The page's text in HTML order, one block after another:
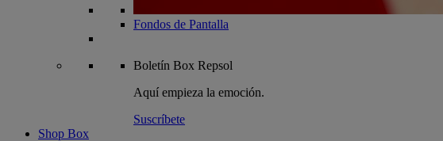
Fondos de Pantalla
Boletín Box Repsol
Aquí empieza la emoción.
Suscríbete
Shop Box